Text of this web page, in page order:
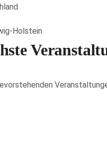
Holstein